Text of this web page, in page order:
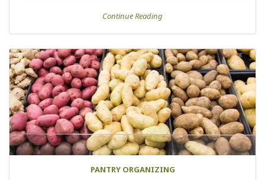
Continue Reading
PANTRY ORGANIZING